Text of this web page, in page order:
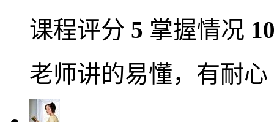
课程评分 5 掌握情况
老师讲的易懂，有耐心